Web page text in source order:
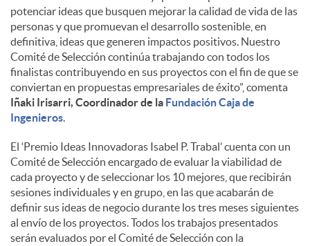
potenciar ideas que busquen mejorar la calidad de vida de las
personas y que promuevan el desarrollo sostenible, en
definitiva, ideas que generen impactos positivos. Nuestro
Comité de Selección continúa trabajando con todos los
finalistas contribuyendo en sus proyectos con el fin de que se
conviertan en propuestas empresariales de éxito”, comenta
Iñaki Irisarri, Coordinador de la Fundación Caja de
Ingenieros.
El ‘Premio Ideas Innovadoras Isabel P. Trabal’ cuenta con un
Comité de Selección encargado de evaluar la viabilidad de
cada proyecto y de seleccionar los 10 mejores, que recibirán
sesiones individuales y en grupo, en las que acabarán de
definir sus ideas de negocio durante los tres meses siguientes
al envío de los proyectos. Todos los trabajos presentados
serán evaluados por el Comité de Selección con la